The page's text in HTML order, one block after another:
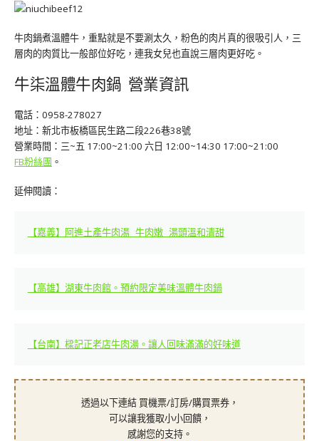
牛肉鍋煮溫體牛，重點就是不要涮太久，粉色的肉片真的很吸引人，三
層肉的肉質比一般部位好吃，連我女兒也直說三層肉更好吃。
牛柒溫體牛肉鍋 營業資訊
電話：0958-278027
地址：新北市板橋區民生路二段226巷38號
營業時間：三~五 17:00~21:00 六日 12:00~14:30 17:00~21:00
FB粉絲團 。
延伸閱讀：
【嘉義】阿進土產牛肉湯 牛肉嫩 湯頭溫和清甜
【高雄】湖東牛肉館。預約限定美味溫體牛肉鍋
【台南】樑記正老店牛肉湯。讓人回味滿滿的好味道
透過以下連結 買機票/訂房/購買票券，
可以讓我獲取小小回饋，
感謝您的支持。